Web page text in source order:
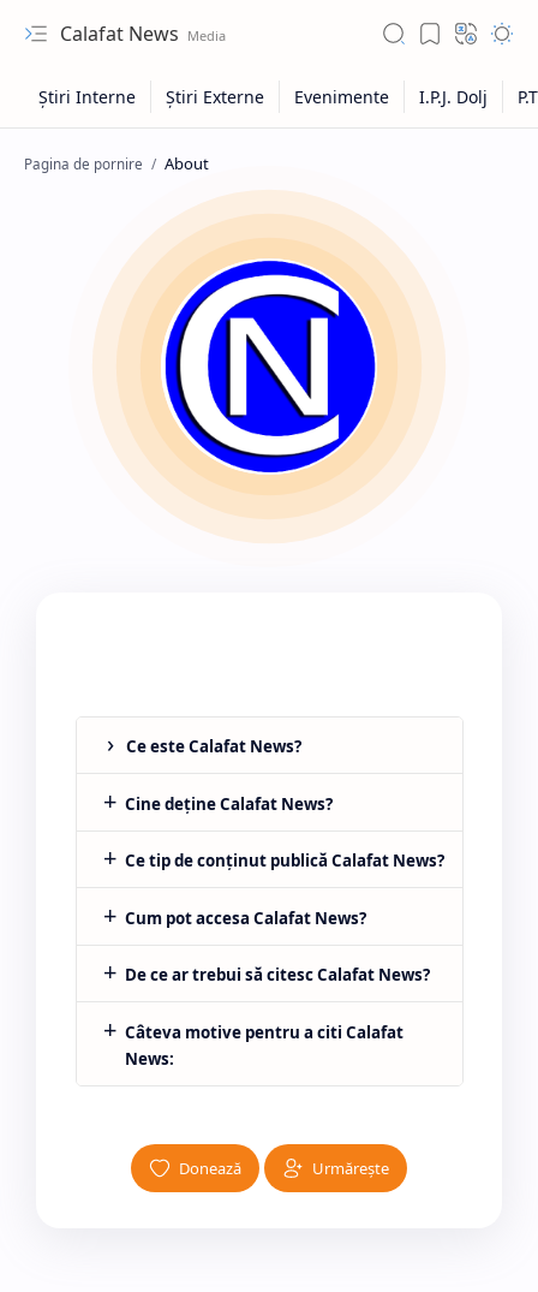
Calafat News
Pagina de pornire
Ce este Calafat News?
Cine deține Calafat News?
Ce tip de conținut publică Calafat News?
Cum pot accesa Calafat News?
De ce ar trebui să citesc Calafat News?
Câteva motive pentru a citi Calafat
News:
Donează Urmărește